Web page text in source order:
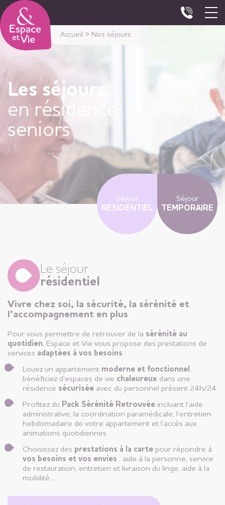
Accueil > Nos séjours
Les séjours
en résidence
seniors
Séjour
RÉSIDENTIEL
Séjour
TEMPORAIRE
Le séjour
résidentiel
Vivre chez soi, la sécurité, la sérénité et
l’accompagnement en plus
Pour vous permettre de retrouver de la sérénité au
quotidien, Espace et Vie vous propose des prestations de
services adaptées à vos besoins :
Louez un appartement moderne et fonctionnel ,
bénéficiez d’espaces de vie chaleureux dans une
résidence sécurisée avec du personnel présent 24h/24
Profitez du Pack Sérénité Retrouvée incluant l’aide
administrative, la coordination paramédicale, l’entretien
hebdomadaire de votre appartement et l’accès aux
animations quotidiennes
Choisissez des prestations à la carte pour répondre à
vos besoins et vos envies : aide à la personne, service
de restauration, entretien et livraison du linge, aide à la
mobilité…
Panneau de gestion des cookies